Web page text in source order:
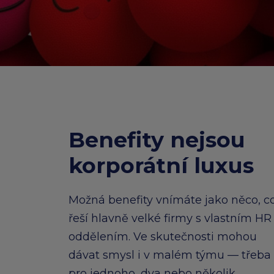
Benefity nejsou
korporátní luxus
Možná benefity vnímáte jako něco,
řeší hlavně velké firmy s vlastním HR
oddělením. Ve skutečnosti mohou
dávat smysl i v malém týmu — třeba